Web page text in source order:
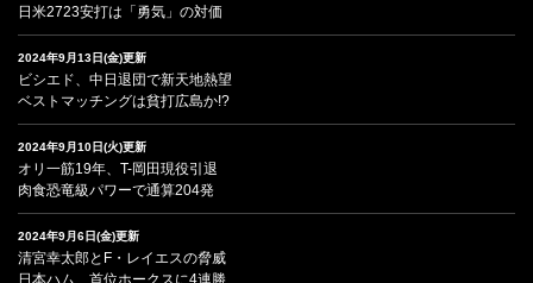
日米2723安打は「勇気」の対価
2024年9月13日(金)更新
ビシエド、中日退団で新天地熱望
ベストマッチングは貧打広島か!?
2024年9月10日(火)更新
オリ一筋19年、T-岡田現役引退
肉食恐竜級パワーで通算204発
2024年9月6日(金)更新
清宮幸太郎とF・レイエスの脅威